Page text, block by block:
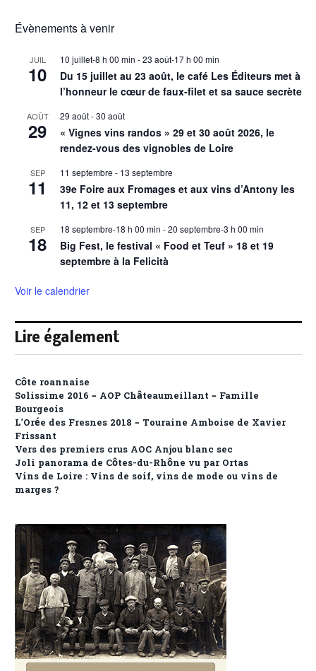
Évènements à venir
JUIL
10
10 juillet-8 h 00 min -23 août-17 h 00 min
Du 15 juillet au 23 août, le café Les Éditeurs met à
l’honneur le cœur de faux-filet et sa sauce secrète
AOÛT
29
29 août-30 août
« Vignes vins randos » 29 et 30 août 2026, le
rendez-vous des vignobles de Loire
SEP
11
11 septembre - 13 septembre
39e Foire aux Fromages et aux vins d’Antony les
11, 12 et 13 septembre
SEP
18
18 septembre-18 h 00 min -20 septembre-3 h 00 min
Big Fest, le festival « Food et Teuf » 18 et 19
septembre à la Felicità
Voir le calendrier
Lire également
Côte roannaise
Solissime 2016 – AOP Châteaumeillant – Famille
Bourgeois
L’Orée des Fresnes 2018 – Touraine Amboise de Xavier
Frissant
Vers des premiers crus AOC Anjou blanc sec
Joli panorama de Côtes-du-Rhône vu par Ortas
Vins de Loire : Vins de soif, vins de mode ou vins de
marges ?